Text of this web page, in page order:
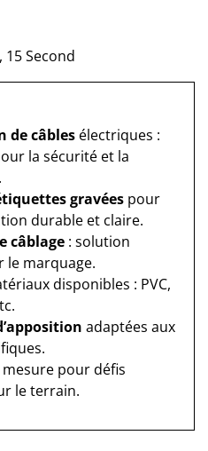
15 Second
de câbles électriques :
la sécurité et la
gravées pour
durable et claire.
câblage : solution
le marquage.
disponibles : PVC,
adaptées aux
pour défis
le terrain.